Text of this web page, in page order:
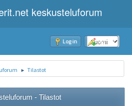
keskusteluforum
Log in Sign up
► Tilastot
- Tilastot